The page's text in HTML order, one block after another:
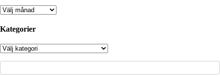
Arkiv
Kategorier
Kategorier